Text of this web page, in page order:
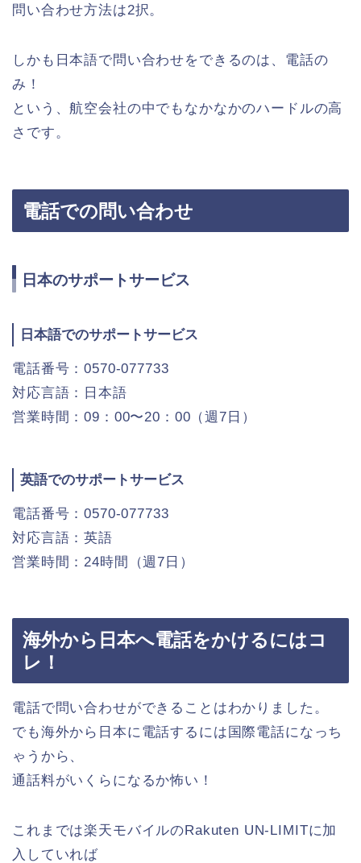
問い合わせ方法は2択。
しかも日本語で問い合わせをできるのは、電話の
み！
という、航空会社の中でもなかなかのハードルの高
さです。
電話での問い合わせ
日本のサポートサービス
日本語でのサポートサービス
電話番号：0570-077733
対応言語：日本語
営業時間：09：00〜20：00（週7日）
英語でのサポートサービス
電話番号：0570-077733
対応言語：英語
営業時間：24時間（週7日）
海外から日本へ電話をかけるにはコ
レ！
電話で問い合わせができることはわかりました。
でも海外から日本に電話するには国際電話になっち
ゃうから、
通話料がいくらになるか怖い！
これまでは楽天モバイルのRakuten UN-LIMITに加
入していれば